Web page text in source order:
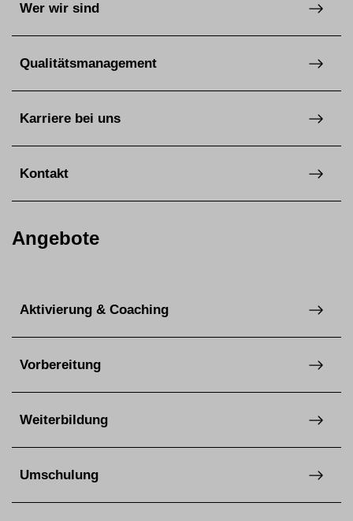
Wer wir sind
Qualitätsmanagement
Karriere bei uns
Kontakt
Angebote
Aktivierung & Coaching
Vorbereitung
Weiterbildung
Umschulung